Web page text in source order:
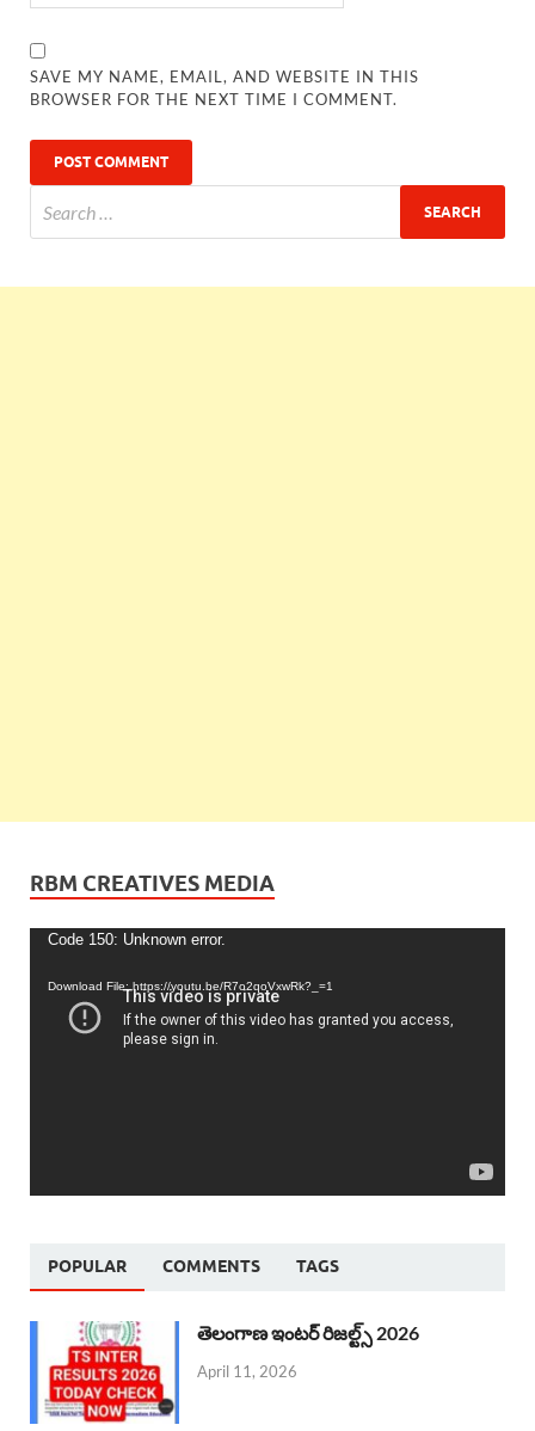
SAVE MY NAME, EMAIL, AND WEBSITE IN THIS
BROWSER FOR THE NEXT TIME I COMMENT.
RBM CREATIVES MEDIA
Video
Code 150: Unknown error.
Download File: https://youtu.be/R7o2qoVxwRk?_=1
POPULAR COMMENTS TAGS
తెలంగాణ ఇంటర్ రిజల్ట్స్ 2026
April 11, 2026